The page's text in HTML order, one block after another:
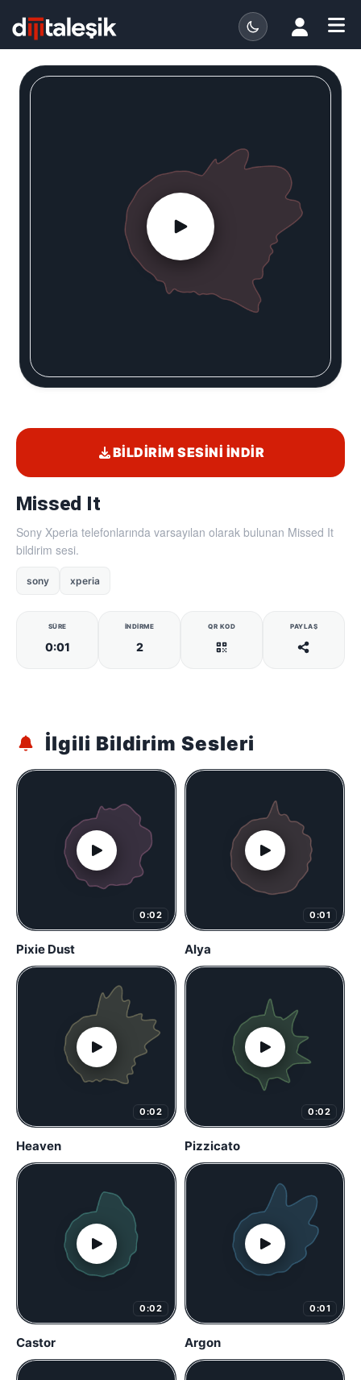
Missed It
Sony Xperia telefonlarında varsayılan olarak bulunan Missed It
bildirim sesi.
sony xperia
SÜRE
0:01
İNDIRME
2
QR KOD PAYLAŞ
BILDIRIM SESINI İNDIR
İlgili Bildirim Sesleri
0:02
Pixie Dust
0:01
Alya
0:02
Heaven
0:02
Pizzicato
0:02
Castor
0:01
Argon